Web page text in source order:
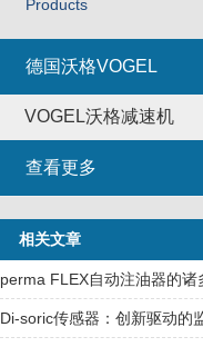
Products
德国沃格VOGEL
VOGEL沃格减速机
查看更多
相关文章
perma FLEX自动注油器的诸
Di-soric传感器：创新驱动的